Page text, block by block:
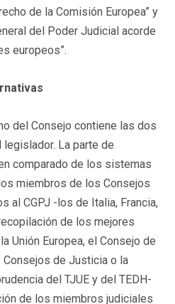
de la Comisión Europea” y
del Poder Judicial acorde
europeos”.
del Consejo contiene las dos
La parte de
comparado de los sistemas
miembros de los Consejos
al CGPJ -los de Italia, Francia,
de los mejores
Unión Europea, el Consejo de
Consejos de Justicia o la
del TJUE y del TEDH-
de los miembros judiciales